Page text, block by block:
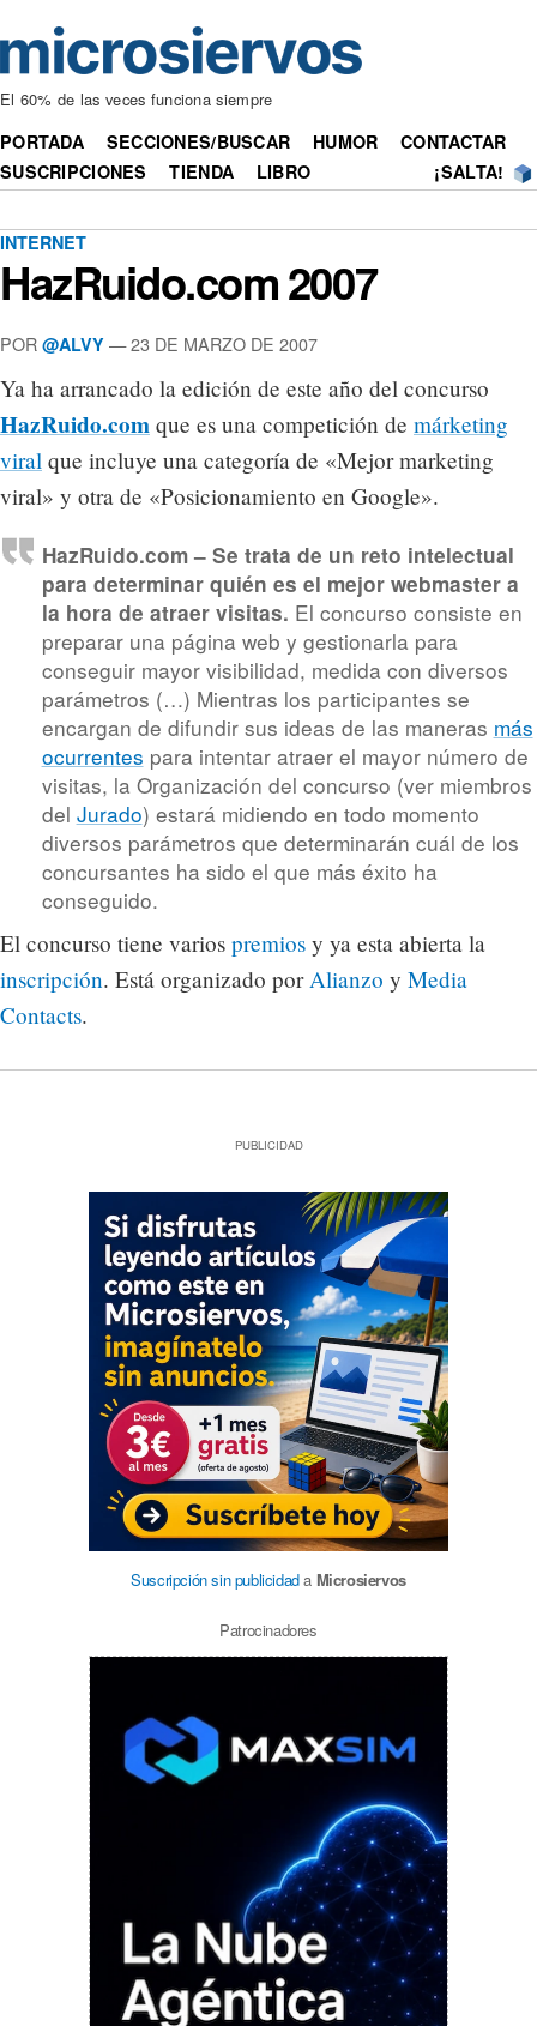
El 60% de las veces funciona siempre
PORTADA SECCIONES/BUSCAR HUMOR
CONTACTAR
SUSCRIPCIONES
TIENDA LIBRO ¡SALTA!
INTERNET
HazRuido.com 2007
POR @ALVY — 23 DE MARZO DE 2007
Ya ha arrancado la edición de este año del concurso
HazRuido.com que es una competición de márketing
viral que incluye una categoría de «Mejor marketing
viral» y otra de «Posicionamiento en Google».
HazRuido.com – Se trata de un reto intelectual
para determinar quién es el mejor webmaster a
la hora de atraer visitas. El concurso consiste en
preparar una página web y gestionarla para
conseguir mayor visibilidad, medida con diversos
parámetros (…) Mientras los participantes se
encargan de difundir sus ideas de las maneras más
ocurrentes para intentar atraer el mayor número de
visitas, la Organización del concurso (ver miembros
del Jurado) estará midiendo en todo momento
diversos parámetros que determinarán cuál de los
concursantes ha sido el que más éxito ha
conseguido.
El concurso tiene varios premios y ya esta abierta la
inscripción. Está organizado por Alianzo y Media
Contacts.
PUBLICIDAD
Suscripción sin publicidada Microsiervos
Patrocinadores